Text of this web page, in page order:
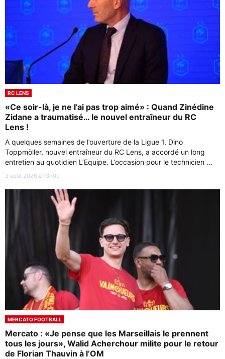
RC LENS
«Ce soir-là, je ne l’ai pas trop aimé» : Quand Zinédine
Zidane a traumatisé… le nouvel entraîneur du RC
Lens !
A quelques semaines de l’ouverture de la Ligue 1, Dino
Toppmöller, nouvel entraîneur du RC Lens, a accordé un long
entretien au quotidien L’Equipe. L’occasion pour le technicien ...
3 août 2026 à 13h00
MERCATO FOOTBALL
Mercato : «Je pense que les Marseillais le prennent
tous les jours», Walid Acherchour milite pour le retour
de Florian Thauvin à l’OM